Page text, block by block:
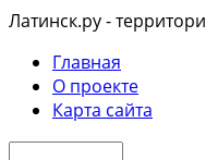
Латинск.ру -
Главная
О проекте
Карта сайта